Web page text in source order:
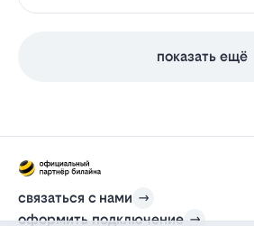
показать ещё
связаться с нами
оформить подключение